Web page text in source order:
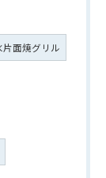
片面焼グリル